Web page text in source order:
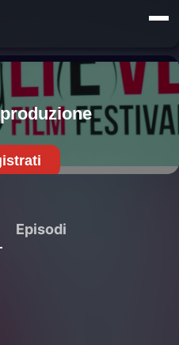
Episodi